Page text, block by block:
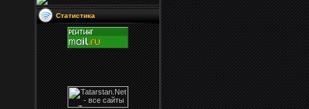
Статистика